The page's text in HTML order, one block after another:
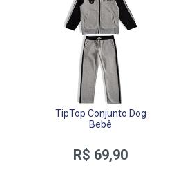
TipTop Conjunto Dog
Bebê
R$ 69,90